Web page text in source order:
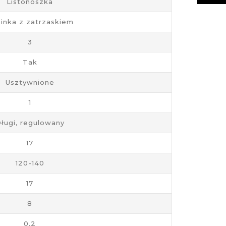
z zatrzaskiem
3
Tak
Usztywnione
1
regulowany
17
120-140
17
8
0,2